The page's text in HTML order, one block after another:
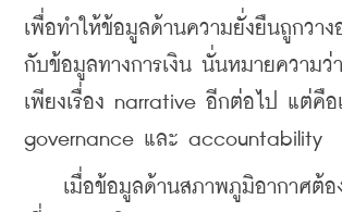
เพื่อทำให้ข้อมูลด้านความยั่งยืนถูกวาง
กับข้อมูลทางการเงิน นั่นหมายความว่
เพียงเรื่อง narrative อีกต่อไป แต่คือ
governance และ accountability
เมื่อข้อมูลด้านสภาพภูมิอากาศต้อง